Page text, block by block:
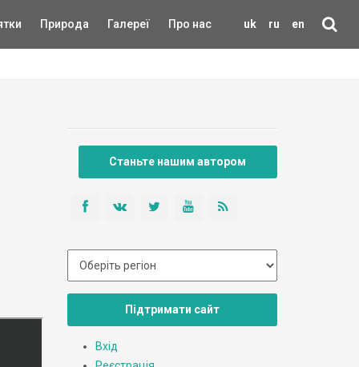
uk ru en
Природа Галереї Про нас
Станьте нашим автором
Підтримати сайт
Вхід